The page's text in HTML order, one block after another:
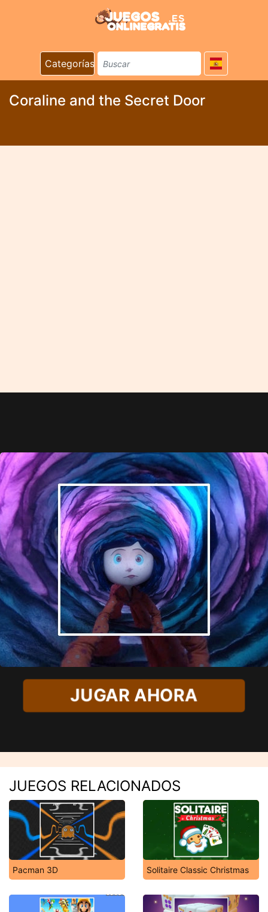
Categorías
Coraline and the Secret Door
JUGAR AHORA
JUEGOS RELACIONADOS
Pacman 3D Solitaire Classic Christmas